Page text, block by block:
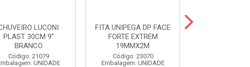
LUCONI
PLAST 30CM 9”
BRANCO
Código: 21079
UNIDADE
FITA UNIPEGA DP FACE
FORTE EXTREM
19MMX2M
Código: 23070
Embalagem: UNIDADE